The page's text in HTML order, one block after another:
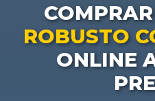
COMPRAR
ROBUSTO
ONLINE